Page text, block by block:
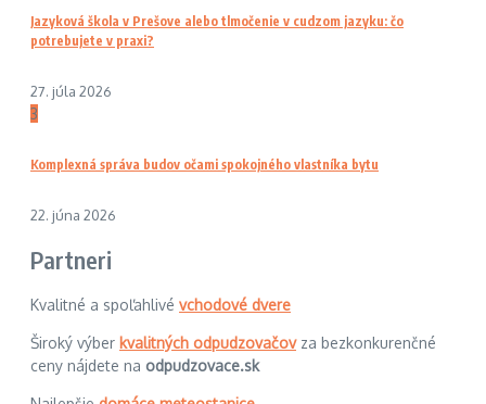
Jazyková škola v Prešove alebo tlmočenie v cudzom jazyku: čo
potrebujete v praxi?
27. júla 2026
3
Komplexná správa budov očami spokojného vlastníka bytu
22. júna 2026
Partneri
Kvalitné a spoľahlivé vchodové dvere
Široký výber kvalitných odpudzovačovza bezkonkurenčné
ceny nájdete na odpudzovace.sk